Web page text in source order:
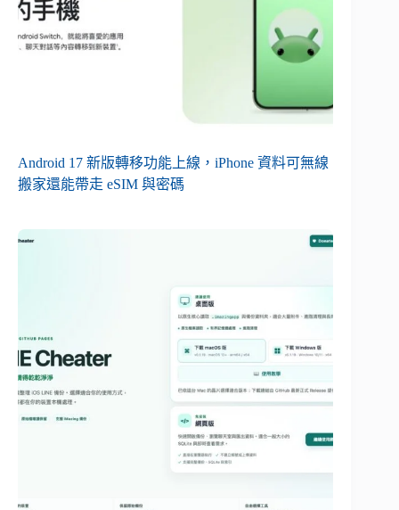
Android 17 新版轉移功能上線，iPhone 資料可無線
搬家還能帶走 eSIM 與密碼